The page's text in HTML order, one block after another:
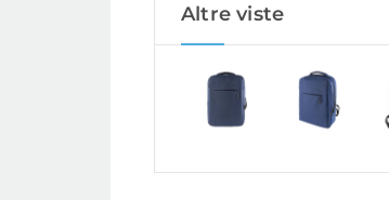
Altre viste